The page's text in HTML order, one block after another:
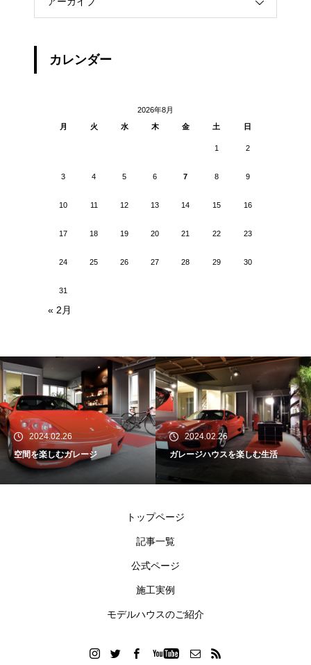
カレンダー
2026年8月
月
火 水 木 金 土 日
1 2
3 4 5 6 7 8 9
10 11 12 13 14 15 16
17 18 19 20 21 22 23
24 25 26 27 28 29 30
31
« 2月
2024.02.26
空間を楽しむガレージ
2024.02.26
ガレージハウスを楽しむ生活
トップページ
記事一覧
公式ページ
施工実例
モデルハウスのご紹介